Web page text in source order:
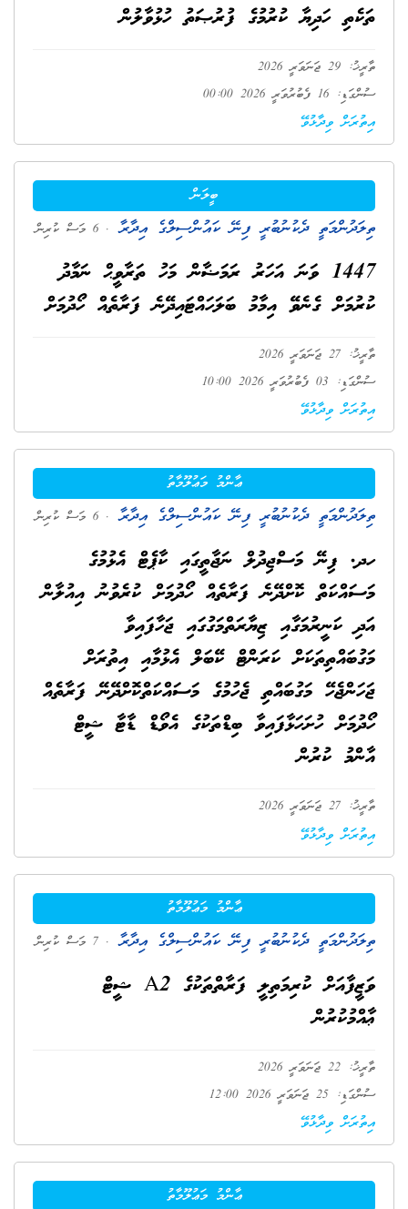
ތަކެތި ހަދިޔާ ކުރުމުގެ ފުރުޞަތު ހުޅުވާލުން
ތާރީޚު: 29 ޖަނަވަރީ 2026
ސުންގަޑި: 16 ފެބުރުވަރީ 2026 00:00
އިތުރަށް ވިދާޅުވޭ
ބީލަން
ތިލަދުންމަތީ ދެކުނުބުރީ ފިނޭ ކައުންސިލްގެ އިދާރާ . 6 މަސް ކުރިން
1447 ވަނަ އަހަރު ރަމަޟާން މަހު ތަރާވީޙް ނަމާދު
ކުރުމަށް ގެނެވޭ އިމާމު ބަލަހައްޓައިދޭނެ ފަރާތެއް ހޯދުމަށް
ތާރީޚު: 27 ޖަނަވަރީ 2026
ސުންގަޑި: 03 ފެބުރުވަރީ 2026 10:00
އިތުރަށް ވިދާޅުވޭ
ޢާންމު މަޢުލޫމާތު
ތިލަދުންމަތީ ދެކުނުބުރީ ފިނޭ ކައުންސިލްގެ އިދާރާ . 6 މަސް ކުރިން
ހދ. ފިނޭ މަސްޖިދުލް ނަޖާތީގައި ކާޕެޓް އެޅުމުގެ
މަސައްކަތް ކޮށްދޭނެ ފަރާތެއް ހޯދުމަށް ކުރެވުނު އިއުލާން
އަދި ކަނީރުމަގާއި ޒިޔާރަތްމަގުގައި ޖަހާފައިވާ
މަގުބައްތިތަކަށް ކަރަންޓް ކޭބަލް އެޅުމާއި އިތުރަށް
ޖަހަންޖެހޭ މަގުބައްތި ޖެހުމުގެ މަސައްކަތްކޮށްދޭނޭ ފަރާތެއް
ހޯދުމަށް ހުށަހަޅާފައިވާ ބިޑްތަކުގެ އެވޯޑް ޑާޓާ ޝީޓް
އާންމު ކުރުން
ތާރީޚު: 27 ޖަނަވަރީ 2026
އިތުރަށް ވިދާޅުވޭ
ޢާންމު މަޢުލޫމާތު
ތިލަދުންމަތީ ދެކުނުބުރީ ފިނޭ ކައުންސިލްގެ އިދާރާ . 7 މަސް ކުރިން
ވަޒީފާއަށް ކުރިމަތިލީ ފަރާތްތަކުގެ A2 ޝީޓް
ޢާއްމުކުރުން
ތާރީޚު: 22 ޖަނަވަރީ 2026
ސުންގަޑި: 25 ޖަނަވަރީ 2026 12:00
އިތުރަށް ވިދާޅުވޭ
ޢާންމު މަޢުލޫމާތު